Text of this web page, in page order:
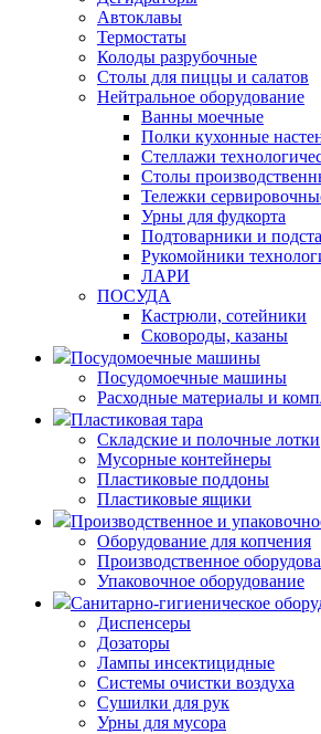
Автоклавы
Термостаты
Колоды разрубочные
Столы для пиццы и салатов
Нейтральное оборудование
Ванны моечные
Полки кухонные
Стеллажи
Столы
Тележки
Урны для фудкорта
Подтоварники и
Рукомойники
ЛАРИ
ПОСУДА
Кастрюли, сотейники
Сковороды, казаны
Посудомоечные машины
Посудомоечные машины
Расходные материалы и
Пластиковая тара
Складские и полочные лотки
Мусорные контейнеры
Пластиковые поддоны
Пластиковые ящики
Производственное и
Оборудование для копчения
Производственное
Упаковочное оборудование
Санитарно-гигиеническое
Диспенсеры
Дозаторы
Лампы инсектицидные
Системы очистки воздуха
Сушилки для рук
Урны для мусора